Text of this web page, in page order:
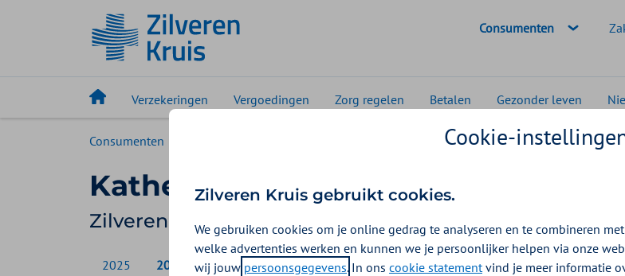
Geselecteerde doelgroep:
Consumenten
Verzekeringen Vergoedingen Zorg regelen Betalen Gezonder leven
Consumenten
Katheter
Zilveren Kruis vergoeding 2026
2025 2026
Cookie-
Zilveren Kruis gebruikt cookies.
We gebruiken cookies om je online gedrag te analyseren en te combineren
welke advertenties werken en kunnen we je persoonlijker helpen via onze
wij jouw persoonsgegevens. In ons cookie statementvind je meer informatie